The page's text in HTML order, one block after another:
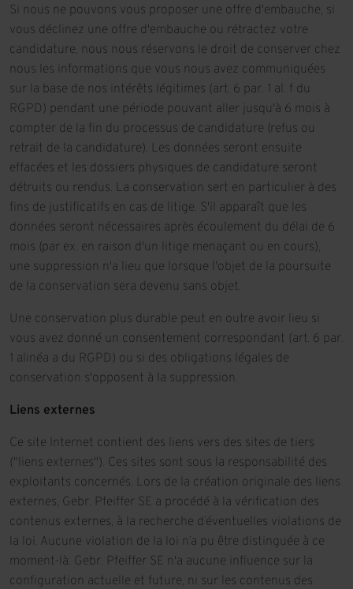
Si nous ne pouvons vous proposer une offre d'embauche, si
vous déclinez une offre d'embauche ou rétractez votre
candidature, nous nous réservons le droit de conserver chez
nous les informations que vous nous avez communiquées
sur la base de nos intérêts légitimes (art. 6 par. 1 al. f du
RGPD) pendant une période pouvant aller jusqu'à 6 mois à
compter de la fin du processus de candidature (refus ou
retrait de la candidature). Les données seront ensuite
effacées et les dossiers physiques de candidature seront
détruits ou rendus. La conservation sert en particulier à des
fins de justificatifs en cas de litige. S'il apparaît que les
données seront nécessaires après écoulement du délai de 6
mois (par ex. en raison d'un litige menaçant ou en cours),
une suppression n'a lieu que lorsque l'objet de la poursuite
de la conservation sera devenu sans objet.
Une conservation plus durable peut en outre avoir lieu si
vous avez donné un consentement correspondant (art. 6 par.
1 alinéa a du RGPD) ou si des obligations légales de
conservation s'opposent à la suppression.
Liens externes
Ce site Internet contient des liens vers des sites de tiers
("liens externes"). Ces sites sont sous la responsabilité des
exploitants concernés. Lors de la création originale des liens
externes, Gebr. Pfeiffer SE a procédé à la vérification des
contenus externes, à la recherche d’éventuelles violations de
la loi. Aucune violation de la loi n’a pu être distinguée à ce
moment-là. Gebr. Pfeiffer SE n'a aucune influence sur la
configuration actuelle et future, ni sur les contenus des